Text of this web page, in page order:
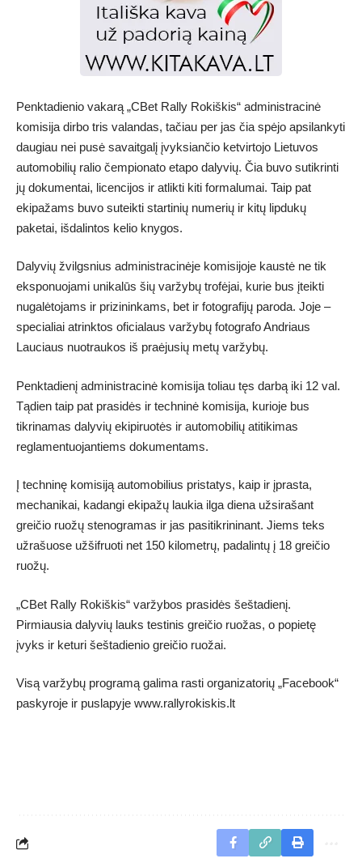
Penktadienio vakarą „CBet Rally Rokiškis“ administracinė
komisija dirbo tris valandas, tačiau per jas čia spėjo apsilankyti
daugiau nei pusė savaitgalį įvyksiančio ketvirtojo Lietuvos
automobilių ralio čempionato etapo dalyvių. Čia buvo sutikrinti
jų dokumentai, licencijos ir atlikti kiti formalumai. Taip pat
ekipažams buvo suteikti startinių numerių ir kitų lipdukų
paketai, išdalintos kelio knygos.
Dalyvių žvilgsnius administracinėje komisijoje kaustė ne tik
eksponuojami unikalūs šių varžybų trofėjai, kurie bus įteikti
nugalėtojams ir prizininkams, bet ir fotografijų paroda. Joje –
specialiai atrinktos oficialaus varžybų fotografo Andriaus
Lauciaus nuotraukos iš praėjusių metų varžybų.
Penktadienį administracinė komisija toliau tęs darbą iki 12 val.
Tądien taip pat prasidės ir techninė komisija, kurioje bus
tikrinamas dalyvių ekipiruotės ir automobilių atitikimas
reglamentuojantiems dokumentams.
Į techninę komisiją automobilius pristatys, kaip ir įprasta,
mechanikai, kadangi ekipažų laukia ilga diena užsirašant
greičio ruožų stenogramas ir jas pasitikrininant. Jiems teks
užrašuose užšifruoti net 150 kilometrų, padalintų į 18 greičio
ruožų.
„CBet Rally Rokiškis“ varžybos prasidės šeštadienį.
Pirmiausia dalyvių lauks testinis greičio ruožas, o popietę
įvyks ir keturi šeštadienio greičio ruožai.
Visą varžybų programą galima rasti organizatorių „Facebook“
paskyroje ir puslapyje www.rallyrokiskis.lt